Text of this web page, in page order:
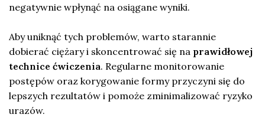
negatywnie wpłynąć na osiągane wyniki.
Aby uniknąć tych problemów, warto starannie
dobierać ciężary i skoncentrować się na prawidłowej
technice ćwiczenia. Regularne monitorowanie
postępów oraz korygowanie formy przyczyni się do
lepszych rezultatów i pomoże zminimalizować ryzyko
urazów.